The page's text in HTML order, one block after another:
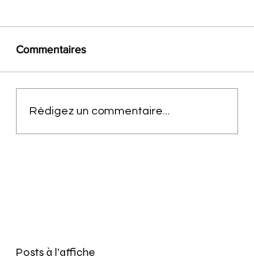
Commentaires
Rédigez un commentaire...
Posts à l'affiche